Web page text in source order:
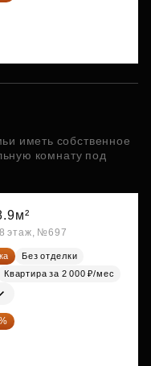
иметь собственное
комнату под
этаж, №697
Без отделки
Квартира за 2 000 ₽/мес